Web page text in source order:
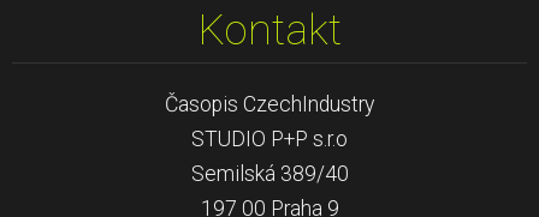
Kontakt
Časopis CzechIndustry
STUDIO P+P s.r.o
Semilská 389/40
197 00 Praha 9